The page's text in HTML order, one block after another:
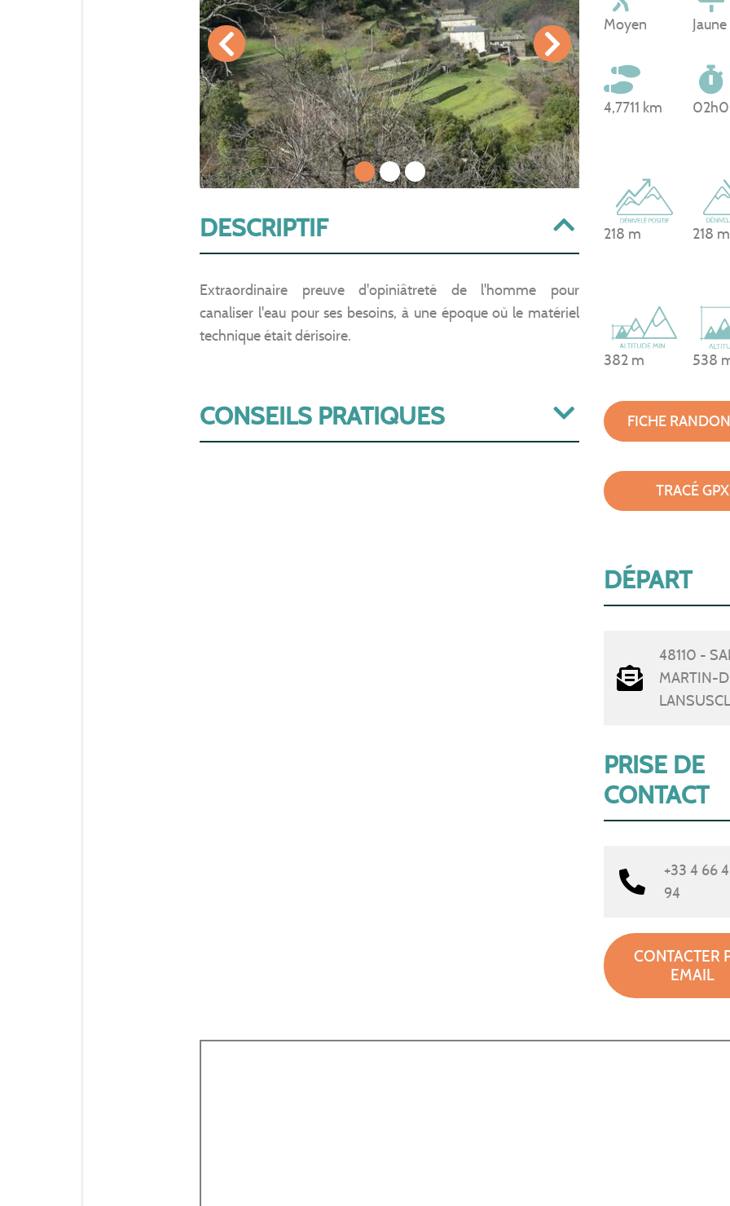
DESCRIPTIF
Extraordinaire preuve d'opiniâtreté de l'homme pour
canaliser l'eau pour ses besoins, à une époque où le matériel
technique était dérisoire.
CONSEILS PRATIQUES
Moyen Jaune
4,7711 km
218 m 218 m
382 m 538
FICHE
TRACÉ GPX
DÉPART
48110 -
MARTIN-
PRISE DE
CONTACT
+33 4 66
94
CONTACTER
EMAIL